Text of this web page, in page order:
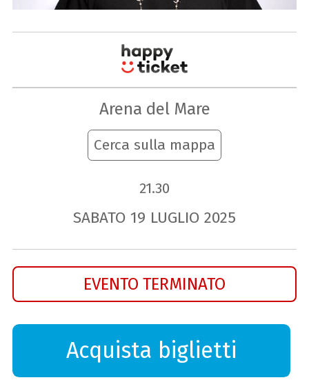
Arena del Mare
Cerca sulla mappa
21.30
SABATO 19 LUGLIO 2025
EVENTO TERMINATO
Acquista biglietti